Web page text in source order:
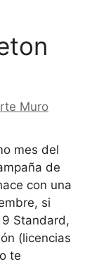
Muro
mes del
de
con una
si
Standard,
(licencias
te